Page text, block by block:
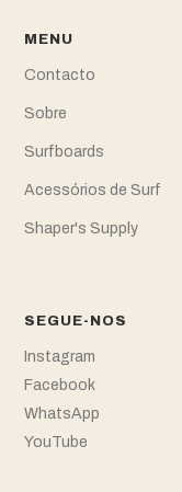
MENU
Contacto
Sobre
Surfboards
Acessórios de Surf
Shaper's Supply
SEGUE-NOS
Instagram
Facebook
WhatsApp
YouTube